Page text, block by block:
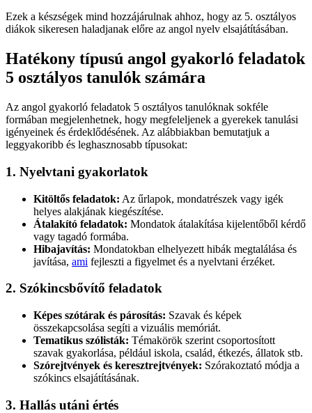
Ezek a készségek mind hozzájárulnak ahhoz, hogy az 5. osztályos
diákok sikeresen haladjanak előre az angol nyelv elsajátításában.
Hatékony típusú angol gyakorló feladatok
5 osztályos tanulók számára
Az angol gyakorló feladatok 5 osztályos tanulóknak sokféle
formában megjelenhetnek, hogy megfeleljenek a gyerekek tanulási
igényeinek és érdeklődésének. Az alábbiakban bemutatjuk a
leggyakoribb és leghasznosabb típusokat:
1. Nyelvtani gyakorlatok
Kitöltős feladatok: Az űrlapok, mondatrészek vagy igék
helyes alakjának kiegészítése.
Átalakító feladatok: Mondatok átalakítása kijelentőből kérdő
vagy tagadó formába.
Hibajavítás: Mondatokban elhelyezett hibák megtalálása és
javítása, ami fejleszti a figyelmet és a nyelvtani érzéket.
2. Szókincsbővítő feladatok
Képes szótárak és párosítás: Szavak és képek
összekapcsolása segíti a vizuális memóriát.
Tematikus szólisták: Témakörök szerint csoportosított
szavak gyakorlása, például iskola, család, étkezés, állatok stb.
Szórejtvények és keresztrejtvények: Szórakoztató módja a
szókincs elsajátításának.
3. Hallás utáni értés